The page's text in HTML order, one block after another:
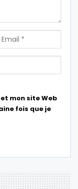
mon site Web
fois que je